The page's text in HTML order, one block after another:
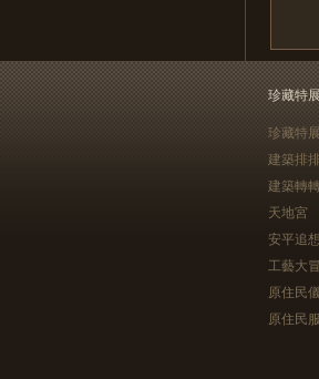
珍藏特
珍藏特展
建築排
建築轉
天地宮
安平追
工藝大
原住民
原住民